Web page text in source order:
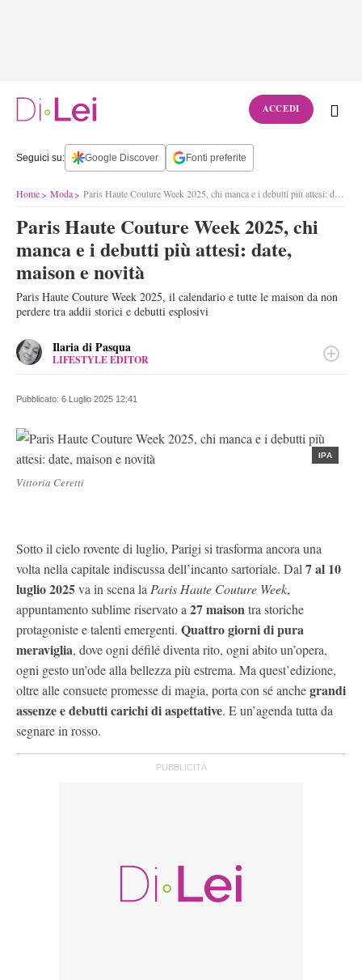
ACCEDI
Seguici su: Google Discover Fonti preferite
Home Moda Paris Haute Couture Week 2025, chi manca e i debutti più attesi: date, maison e novità
Paris Haute Couture Week 2025, chi
manca e i debutti più attesi: date,
maison e novità
Paris Haute Couture Week 2025, il calendario e tutte le maison da non
perdere tra addii storici e debutti esplosivi
Ilaria di Pasqua
LIFESTYLE EDITOR
2020, con coraggio, diventa Web Editor, fonde stile e scrittura
Pubblicato: 6 Luglio 2025 12:41
IPA
Vittoria Ceretti
Sotto il cielo rovente di luglio, Parigi si trasforma ancora una
volta nella capitale indiscussa dell’incanto sartoriale. Dal7 al 10
luglio 2025va in scena laParis Haute Couture Week,
appuntamento sublime riservato a27 maisontra storiche
protagoniste e talenti emergenti. Quattro giorni di pura
meraviglia, dove ogni défilé diventa rito, ogni abito un’opera,
ogni gesto un’ode alla bellezza più estrema. Ma quest’edizione,
oltre alle consuete promesse di magia, porta con sé anchegrandi
assenze e debutti carichi di aspettative. E un’agenda tutta da
segnare in rosso.